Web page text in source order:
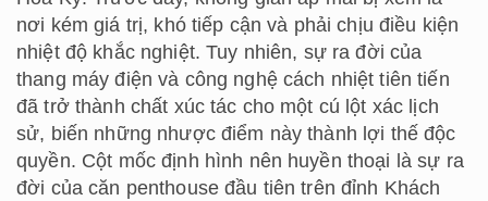
nơi kém giá trị, khó tiếp cận và phải chịu điều kiện
nhiệt độ khắc nghiệt. Tuy nhiên, sự ra đời của
thang máy điện và công nghệ cách nhiệt tiên tiến
đã trở thành chất xúc tác cho một cú lột xác lịch
sử, biến những nhược điểm này thành lợi thế độc
quyền. Cột mốc định hình nên huyền thoại là sự ra
đời của căn penthouse đầu tiên trên đỉnh Khách